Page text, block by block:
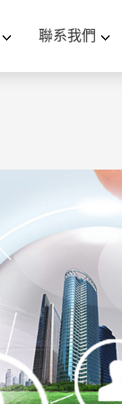
频在线观看-朝
-欧美激情第
聯系我們